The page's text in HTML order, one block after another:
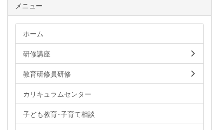
メニュー
ホーム
研修講座
教育研修員研修
カリキュラムセンター
子ども教育･子育て相談